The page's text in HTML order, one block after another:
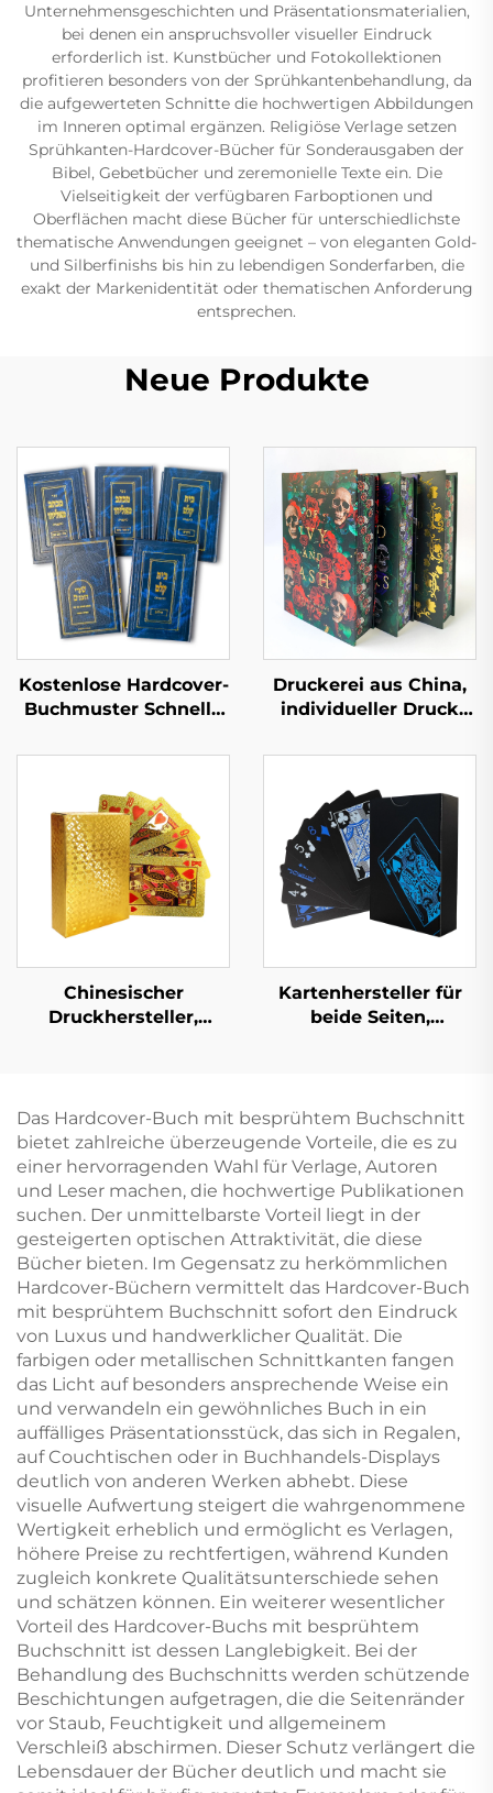
Unternehmensgeschichten und Präsentationsmaterialien,
bei denen ein anspruchsvoller visueller Eindruck
erforderlich ist. Kunstbücher und Fotokollektionen
profitieren besonders von der Sprühkantenbehandlung, da
die aufgewerteten Schnitte die hochwertigen Abbildungen
im Inneren optimal ergänzen. Religiöse Verlage setzen
Sprühkanten-Hardcover-Bücher für Sonderausgaben der
Bibel, Gebetbücher und zeremonielle Texte ein. Die
Vielseitigkeit der verfügbaren Farboptionen und
Oberflächen macht diese Bücher für unterschiedlichste
thematische Anwendungen geeignet – von eleganten Gold-
und Silberfinishs bis hin zu lebendigen Sonderfarben, die
exakt der Markenidentität oder thematischen Anforderung
entsprechen.
Neue Produkte
Kostenlose Hardcover-
Buchmuster Schnelle
Buchdruck
Hardcover-Buch-Set-
Druck
Druckerei aus China,
individueller Druck
Hardcover-Bücher mit
umweltfreundlicher
Druck mit
Schutzumschlag
Chinesischer
Druckhersteller,
Kartenhersteller für
beide Seiten,
individueller Druck
und
Verpackungsdruck für
Erwachsene und
Paare
Das Hardcover-Buch mit besprühtem Buchschnitt
bietet zahlreiche überzeugende Vorteile, die es zu
einer hervorragenden Wahl für Verlage, Autoren
und Leser machen, die hochwertige Publikationen
suchen. Der unmittelbarste Vorteil liegt in der
gesteigerten optischen Attraktivität, die diese
Bücher bieten. Im Gegensatz zu herkömmlichen
Hardcover-Büchern vermittelt das Hardcover-Buch
mit besprühtem Buchschnitt sofort den Eindruck
von Luxus und handwerklicher Qualität. Die
farbigen oder metallischen Schnittkanten fangen
das Licht auf besonders ansprechende Weise ein
und verwandeln ein gewöhnliches Buch in ein
auffälliges Präsentationsstück, das sich in Regalen,
auf Couchtischen oder in Buchhandels-Displays
deutlich von anderen Werken abhebt. Diese
visuelle Aufwertung steigert die wahrgenommene
Wertigkeit erheblich und ermöglicht es Verlagen,
höhere Preise zu rechtfertigen, während Kunden
zugleich konkrete Qualitätsunterschiede sehen
und schätzen können. Ein weiterer wesentlicher
Vorteil des Hardcover-Buchs mit besprühtem
Buchschnitt ist dessen Langlebigkeit. Bei der
Behandlung des Buchschnitts werden schützende
Beschichtungen aufgetragen, die die Seitenränder
vor Staub, Feuchtigkeit und allgemeinem
Verschleiß abschirmen. Dieser Schutz verlängert die
Lebensdauer der Bücher deutlich und macht sie